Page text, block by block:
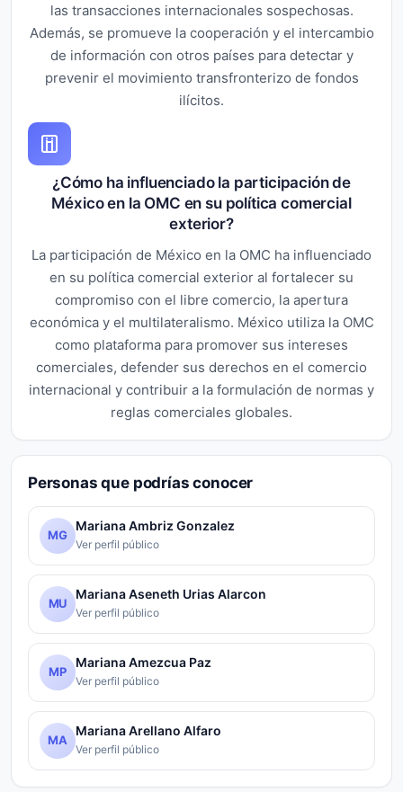
las transacciones internacionales sospechosas.
Además, se promueve la cooperación y el intercambio
de información con otros países para detectar y
prevenir el movimiento transfronterizo de fondos
ilícitos.
¿Cómo ha influenciado la participación de
México en la OMC en su política comercial
exterior?
La participación de México en la OMC ha influenciado
en su política comercial exterior al fortalecer su
compromiso con el libre comercio, la apertura
económica y el multilateralismo. México utiliza la OMC
como plataforma para promover sus intereses
comerciales, defender sus derechos en el comercio
internacional y contribuir a la formulación de normas y
reglas comerciales globales.
Personas que podrías conocer
MG
Mariana Ambriz Gonzalez
Ver perfil público
MU
Mariana Aseneth Urias Alarcon
Ver perfil público
MP
Mariana Amezcua Paz
Ver perfil público
MA
Mariana Arellano Alfaro
Ver perfil público